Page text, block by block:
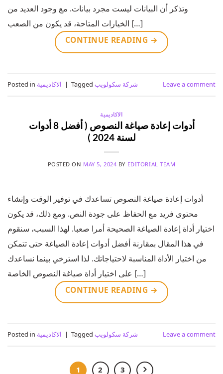
وتذكر أن البيانات ليست مجرد بيانات. مع وجود العديد من
الخيارات المتاحة، قد يكون من الصعب […]
CONTINUE READING →
Posted in الاكاديمية | Tagged شركة سكولويب Leave a comment
الاكاديمية
أدوات إعادة صياغة النصوص ( أفضل 8 أدوات
لسنة 2024 )
POSTED ON MAY 5, 2024 BY EDITORIAL TEAM
أدوات إعادة صياغة النصوص تساعدك في توفير الوقت وإنشاء
محتوى فريد مع الحفاظ على جودة النص. ومع ذلك، قد يكون
اختيار أداة إعادة الصياغة الصحيحة أمرا صعبا. لهذا السبب، سنقوم
في هذا المقال بمقارنة أفضل أدوات إعادة الصياغة حتى تتمكن
من اختيار الأداة المناسبة لاحتياجاتك. لذا استرخي بينما نساعدك
على اختيار أداة صياغة النصوص الخاصة […]
CONTINUE READING →
Posted in الاكاديمية | Tagged شركة سكولويب Leave a comment
1 2 3